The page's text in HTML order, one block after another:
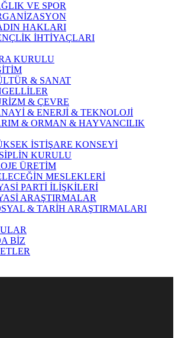
VE SPOR
HAKLARI
İHTİYAÇLARI
KURULU
& SANAT
& ÇEVRE
& ENERJİ & TEKNOLOJİ
& ORMAN & HAYVANCILIK
İSTİŞARE KONSEYİ
KURULU
ÜRETİM
MESLEKLERİ
PARTİ İLİŞKİLERİ
ARAŞTIRMALAR
& TARİH ARAŞTIRMALARI
BİZ